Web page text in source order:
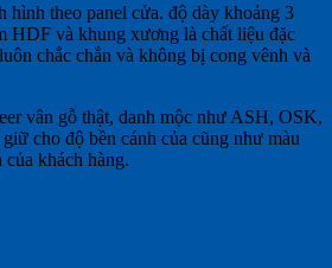
hình theo panel cửa. độ dày khoảng 3
HDF và khung xương là chất liệu đặc
chắc chắn và không bị cong vênh và
vân gỗ thật, danh mộc như ASH, OSK,
cho độ bền cánh của cũng như màu
khách hàng.